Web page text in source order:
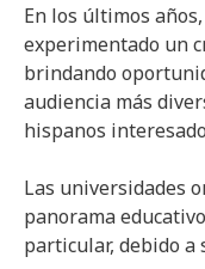
En los últimos
experimentado un
brindando
audiencia más
hispanos
Las universidades
panorama
particular, debido a